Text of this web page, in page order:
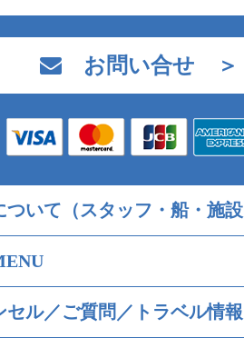
お問い合せ ＞
ついて（スタッフ・船・施
セル／ご質問／トラベル情報